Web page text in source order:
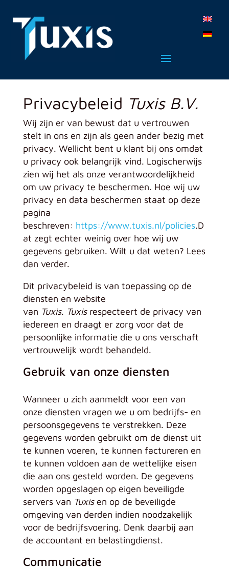
Privacybeleid Tuxis B.V.
Wij zijn er van bewust dat u vertrouwen
stelt in ons en zijn als geen ander bezig met
privacy. Wellicht bent u klant bij ons omdat
u privacy ook belangrijk vind. Logischerwijs
zien wij het als onze verantwoordelijkheid
om uw privacy te beschermen. Hoe wij uw
privacy en data beschermen staat op deze
pagina
beschreven: https://www.tuxis.nl/policies.D
at zegt echter weinig over hoe wij uw
gegevens gebruiken. Wilt u dat weten? Lees
dan verder.
Dit privacybeleid is van toepassing op de
diensten en website
van Tuxis. Tuxisrespecteert de privacy van
iedereen en draagt er zorg voor dat de
persoonlijke informatie die u ons verschaft
vertrouwelijk wordt behandeld.
Gebruik van onze diensten
Wanneer u zich aanmeldt voor een van
onze diensten vragen we u om bedrijfs- en
persoonsgegevens te verstrekken. Deze
gegevens worden gebruikt om de dienst uit
te kunnen voeren, te kunnen factureren en
te kunnen voldoen aan de wettelijke eisen
die aan ons gesteld worden. De gegevens
worden opgeslagen op eigen beveiligde
servers van Tuxis en op de beveiligde
omgeving van derden indien noodzakelijk
voor de bedrijfsvoering. Denk daarbij aan
de accountant en belastingdienst.
Communicatie